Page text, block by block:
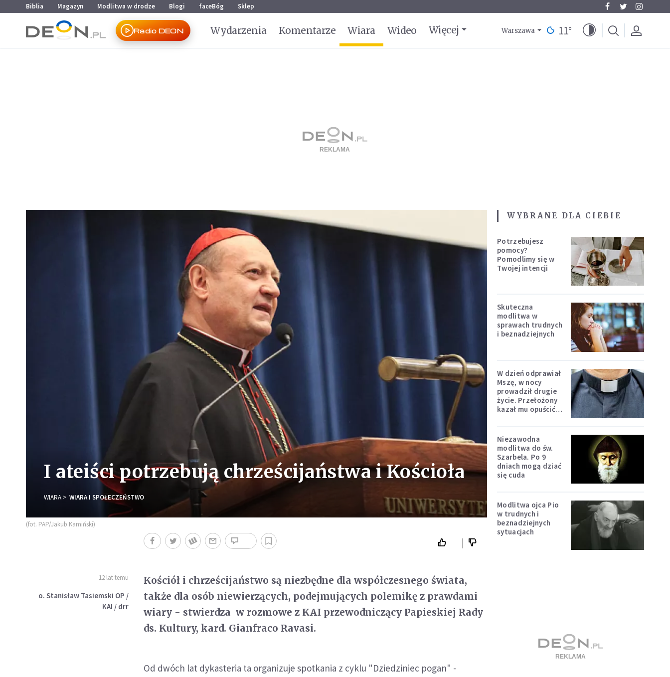
Przejdź do menu głównego
Przejdź do treści
Biblia Magazyn Modlitwa w drodze Blogi faceBóg Sklep
Radio DEON Wydarzenia Komentarze Wiara Wideo Więcej Warszawa 11°
I ateiści potrzebują chrześcijaństwa i Kościoła
WIARA WIARA I SPOŁECZEŃSTWO
(fot. PAP/Jakub Kamiński)
12 lat temu
o. Stanisław Tasiemski OP /
KAI / drr
Kościół i chrześcijaństwo są niezbędne dla współczesnego świata,
także dla osób niewierzących, podejmujących polemikę z prawdami
wiary - stwierdza w rozmowe z KAI przewodniczący Papieskiej Rady
ds. Kultury, kard. Gianfraco Ravasi.
Od dwóch lat dykasteria ta organizuje spotkania z cyklu "Dziedziniec pogan" -
WYBRANE DLA CIEBIE
Potrzebujesz
pomocy?
Pomodlimy się w
Twojej intencji
Skuteczna
modlitwa w
sprawach trudnych
i beznadziejnych
W dzień odprawiał
Mszę, w nocy
prowadził drugie
życie. Przełożony
kazał mu opuścić
Niezawodna
modlitwa do św.
Szarbela. Po 9
dniach mogą dziać
się cuda
Modlitwa ojca Pio
w trudnych i
beznadziejnych
sytuacjach